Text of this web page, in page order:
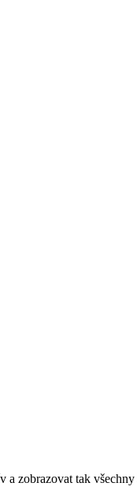
a zobrazovat tak